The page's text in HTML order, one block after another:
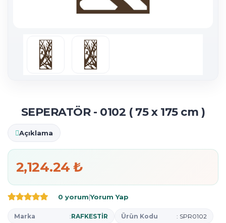
SEPERATÖR - 0102 ( 75 x 175 cm )
Açıklama
2,124.24 ₺
0 yorum|Yorum Yap
Marka :RAFKESTİR Ürün Kodu : SPR0102